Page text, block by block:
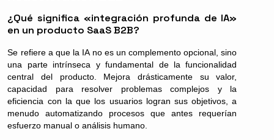
¿Qué significa «integración profunda de IA»
en un producto SaaS B2B?
Se refiere a que la IA no es un complemento opcional, sino
una parte intrínseca y fundamental de la funcionalidad
central del producto. Mejora drásticamente su valor,
capacidad para resolver problemas complejos y la
eficiencia con la que los usuarios logran sus objetivos, a
menudo automatizando procesos que antes requerían
esfuerzo manual o análisis humano.